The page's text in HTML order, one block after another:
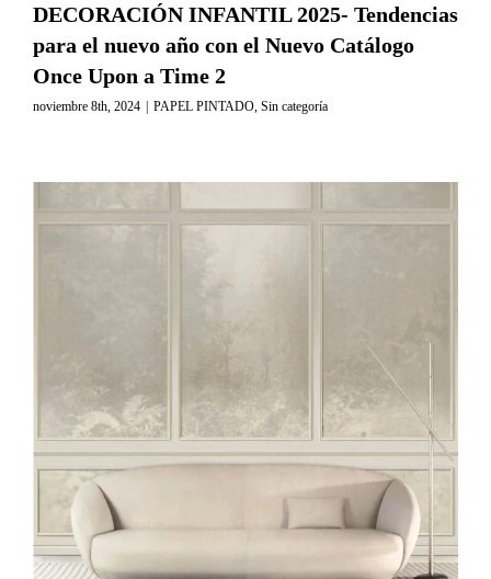
DECORACIÓN INFANTIL 2025- Tendencias
para el nuevo año con el Nuevo Catálogo
Once Upon a Time 2
noviembre 8th, 2024 PAPEL PINTADO, Sin categoría